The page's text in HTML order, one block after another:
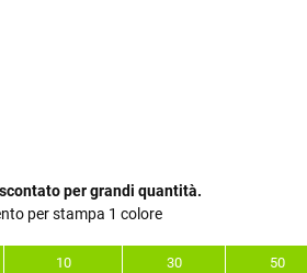
per grandi quantità.
per stampa 1 colore
10 30 50